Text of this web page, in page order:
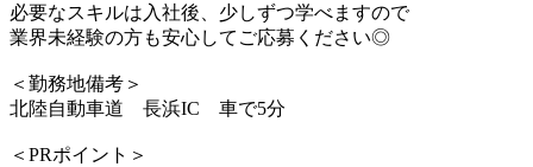
必要なスキルは入社後、少しずつ学べますので
業界未経験の方も安心してご応募ください◎
＜勤務地備考＞
北陸自動車道 長浜IC 車で5分
＜PRポイント＞